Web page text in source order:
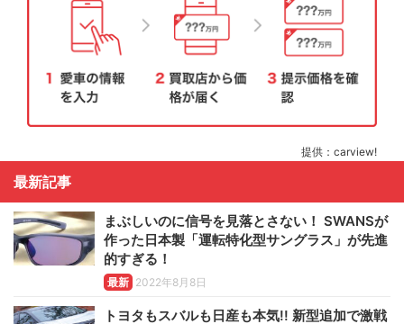
提供：carview!
最新記事
まぶしいのに信号を見落とさない！ SWANSが
作った日本製「運転特化型サングラス」が先進
的すぎる！
最新 2022年8月8日
トヨタもスバルも日産も本気!! 新型追加で激戦